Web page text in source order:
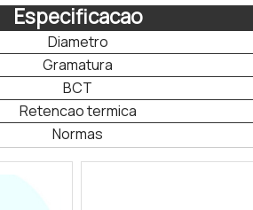
Especificacao
Diametro
Gramatura
BCT
Retencao termica
Normas